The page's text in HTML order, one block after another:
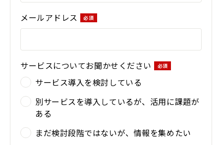
メールアドレス
サービスについてお聞かせください
サービス導入を検討している
別サービスを導入しているが、活用に課題が
ある
まだ検討段階ではないが、情報を集めたい